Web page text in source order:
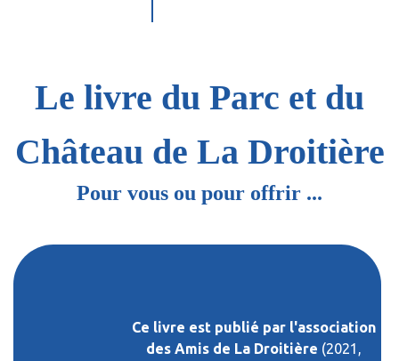
Le livre du Parc et du
Château de La Droitière
Pour vous ou pour offrir ...
Ce livre est publié par l'association
des Amis de La Droitière (2021,